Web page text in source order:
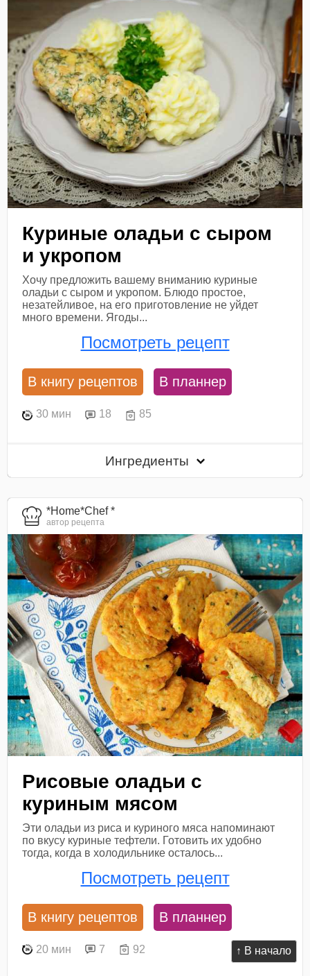
↑ В начало
Куриные оладьи с сыром
и укропом
Хочу предложить вашему вниманию куриные
оладьи с сыром и укропом. Блюдо простое,
незатейливое, на его приготовление не уйдет
много времени. Ягоды...
Посмотреть рецепт
В книгу рецептов В планнер
30 мин 18 85
Ингредиенты
*Home*Chef *
автор рецепта
Рисовые оладьи с
куриным мясом
Эти оладьи из риса и куриного мяса напоминают
по вкусу куриные тефтели. Готовить их удобно
тогда, когда в холодильнике осталось...
Посмотреть рецепт
В книгу рецептов В планнер
20 мин 7 92